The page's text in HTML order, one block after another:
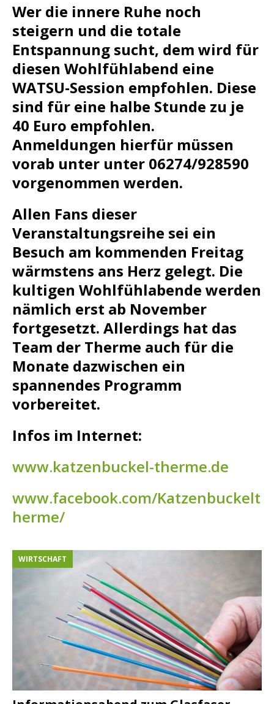
Wer die innere Ruhe noch
steigern und die totale
Entspannung sucht, dem wird für
diesen Wohlfühlabend eine
WATSU-Session empfohlen. Diese
sind für eine halbe Stunde zu je
40 Euro empfohlen.
Anmeldungen hierfür müssen
vorab unter unter 06274/928590
vorgenommen werden.
Allen Fans dieser
Veranstaltungsreihe sei ein
Besuch am kommenden Freitag
wärmstens ans Herz gelegt. Die
kultigen Wohlfühlabende werden
nämlich erst ab November
fortgesetzt. Allerdings hat das
Team der Therme auch für die
Monate dazwischen ein
spannendes Programm
vorbereitet.
Infos im Internet:
www.katzenbuckel-therme.de
www.facebook.com/Katzenbuckelt
herme/
WIRTSCHAFT